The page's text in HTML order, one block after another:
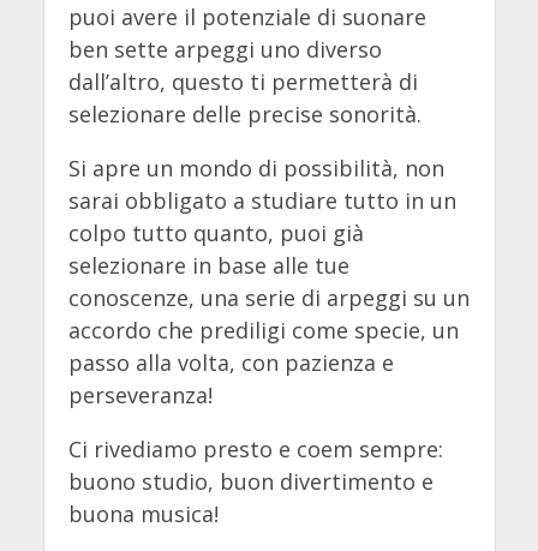
puoi avere il potenziale di suonare
ben sette arpeggi uno diverso
dall’altro, questo ti permetterà di
selezionare delle precise sonorità.
Si apre un mondo di possibilità, non
sarai obbligato a studiare tutto in un
colpo tutto quanto, puoi già
selezionare in base alle tue
conoscenze, una serie di arpeggi su un
accordo che prediligi come specie, un
passo alla volta, con pazienza e
perseveranza!
Ci rivediamo presto e coem sempre:
buono studio, buon divertimento e
buona musica!